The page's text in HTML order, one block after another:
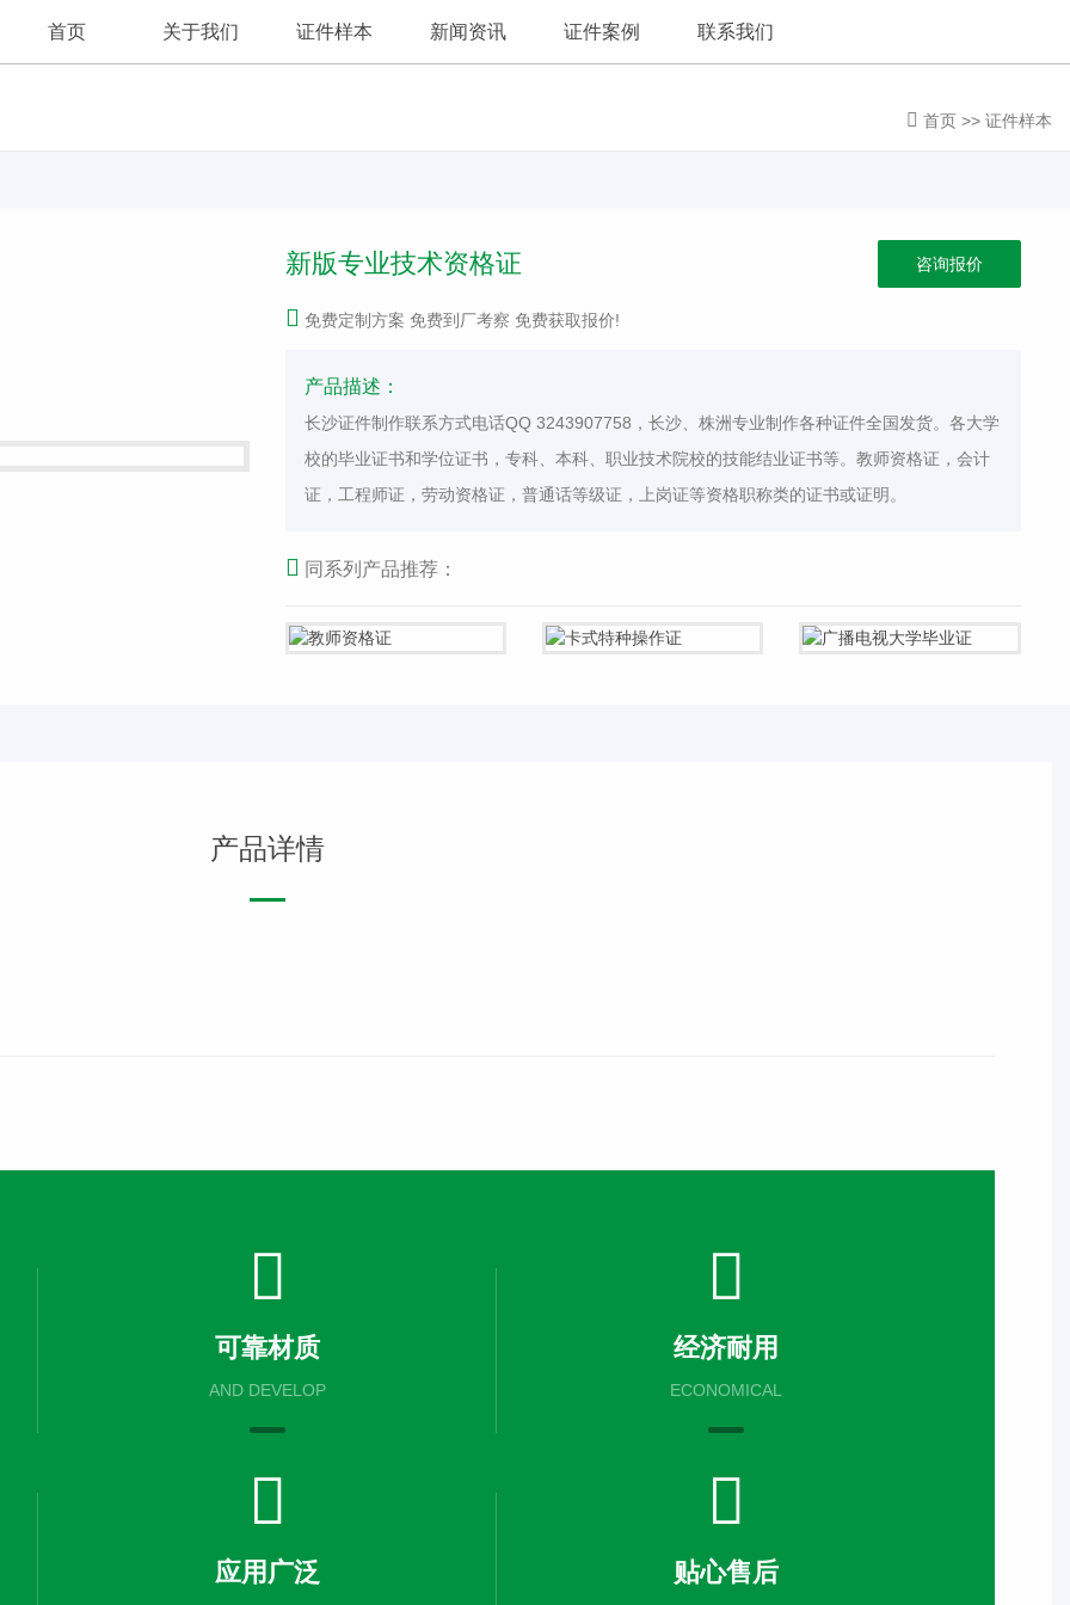
首页 关于我们 证件样本 新闻资讯 证件案例 联系我们
首页 >> 证件样本
新版专业技术资格证
免费定制方案 免费到厂考察 免费获取报价!
咨询报价
产品描述：
长沙证件制作联系方式电话QQ 3243907758，长沙、株洲专业制作各种证件全国发货。各大学
校的毕业证书和学位证书，专科、本科、职业技术院校的技能结业证书等。教师资格证，会计
证，工程师证，劳动资格证，普通话等级证，上岗证等资格职称类的证书或证明。
同系列产品推荐：
产品详情
可靠材质
AND DEVELOP
经济耐用
ECONOMICAL
应用广泛 贴心售后